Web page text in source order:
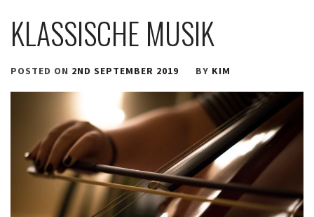
KLASSISCHE MUSIK
POSTED ON 2ND SEPTEMBER 2019 BY KIM